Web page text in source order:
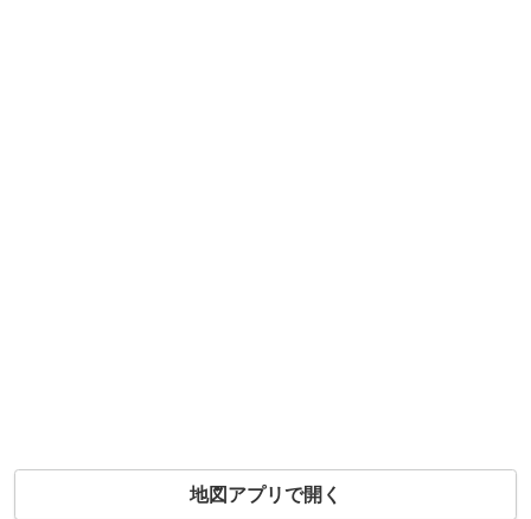
地図アプリで開く